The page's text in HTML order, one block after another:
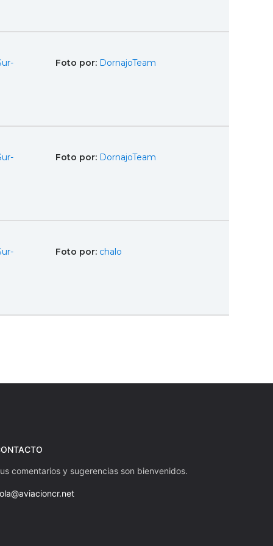
Foto por: DornajoTeam
Foto por: DornajoTeam
Foto por: chalo
comentarios y sugerencias son bienvenidos.